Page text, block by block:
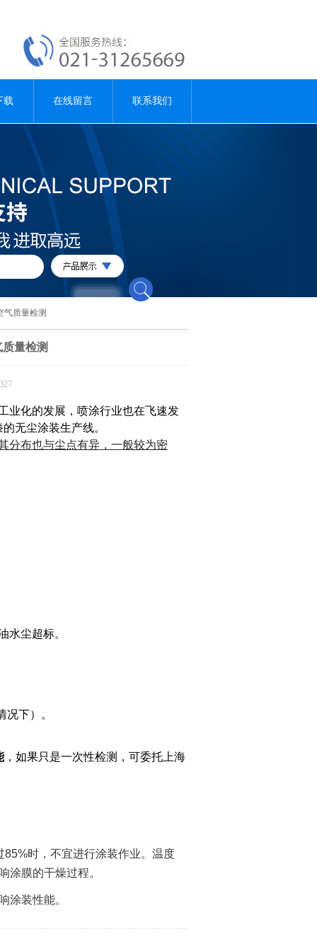
载 在线留言 联系我们
气质量检测
量检测
业化的发展，喷涂行业也在飞速发
无尘涂装生产线。
分布也与尘点有异，一般较为密
水尘超标。
下）。
，如果只是一次性检测，可委托上海
时，不宜进行涂装作业。温度
膜的干燥过程。
涂装性能。